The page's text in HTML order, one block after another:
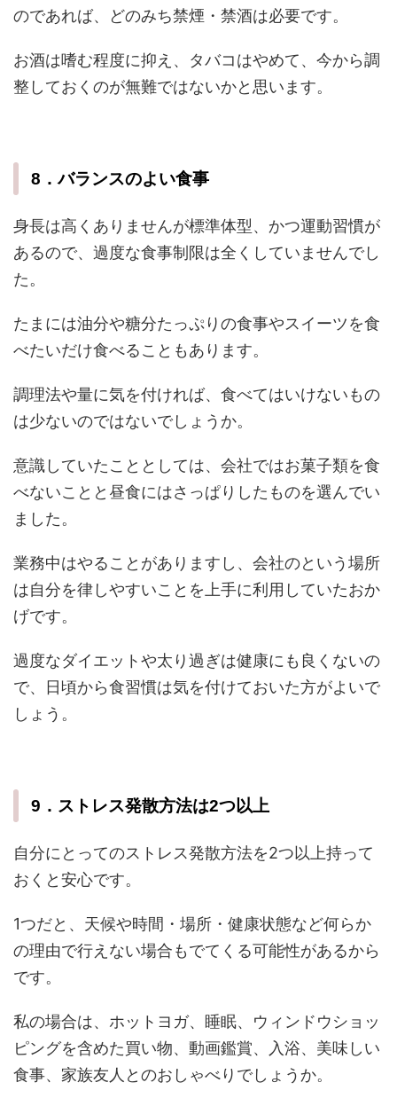
のであれば、どのみち禁煙・禁酒は必要です。
お酒は嗜む程度に抑え、タバコはやめて、今から調
整しておくのが無難ではないかと思います。
8．バランスのよい食事
身長は高くありませんが標準体型、かつ運動習慣が
あるので、過度な食事制限は全くしていませんでし
た。
たまには油分や糖分たっぷりの食事やスイーツを食
べたいだけ食べることもあります。
調理法や量に気を付ければ、食べてはいけないもの
は少ないのではないでしょうか。
意識していたこととしては、会社ではお菓子類を食
べないことと昼食にはさっぱりしたものを選んでい
ました。
業務中はやることがありますし、会社のという場所
は自分を律しやすいことを上手に利用していたおか
げです。
過度なダイエットや太り過ぎは健康にも良くないの
で、日頃から食習慣は気を付けておいた方がよいで
しょう。
9．ストレス発散方法は2つ以上
自分にとってのストレス発散方法を2つ以上持って
おくと安心です。
1つだと、天候や時間・場所・健康状態など何らか
の理由で行えない場合もでてくる可能性があるから
です。
私の場合は、ホットヨガ、睡眠、ウィンドウショッ
ピングを含めた買い物、動画鑑賞、入浴、美味しい
食事、家族友人とのおしゃべりでしょうか。